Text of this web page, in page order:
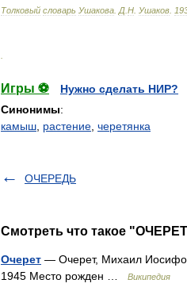
Толковый словарь Ушакова Д Н Ушаков
Игры ⚽
Нужно сделать НИР?
Синонимы:
камыш растение черетянка
ОЧЕРЕДЬ
Смотреть что такое
Очерет — Очерет, Михаил
1945 Место рожден …
Википедия